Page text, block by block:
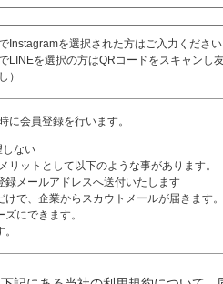
を選択された方はご入力ください
を選択の方はQRコードをスキャンし
）
に会員登録を行います。
しない
リットとして以下のような事があります。
録メールアドレスへ送付いたします
で、企業からスカウトメールが届きます。
にできます。